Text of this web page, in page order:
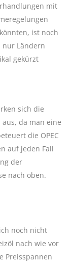
mit
ist noch
nur Ländern
gekürzt
sich die
da man eine
die OPEC
auf jeden Fall
der
nach oben.
noch nicht
nach wie vor
Preisspannen